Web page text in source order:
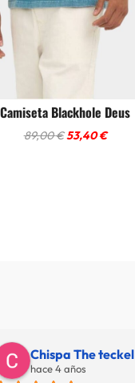
Camiseta Blackhole Deus
89,00€El
53,40€El
Chispa The teckel
hace 4 años